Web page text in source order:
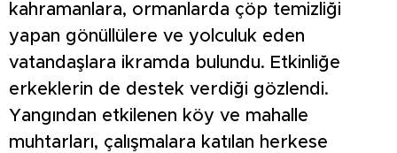
kahramanlara, ormanlarda çöp temizliği
yapan gönüllülere ve yolculuk eden
vatandaşlara ikramda bulundu. Etkinliğe
erkeklerin de destek verdiği gözlendi.
Yangından etkilenen köy ve mahalle
muhtarları, çalışmalara katılan herkese